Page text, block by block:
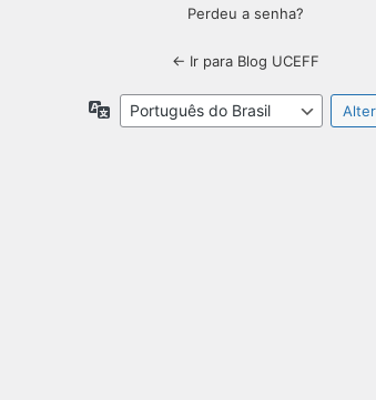
Perdeu a senha?
← Ir para Blog UCEFF
Idioma